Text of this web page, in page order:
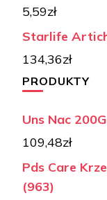
5,59zł
Starlife
134,36zł
PRODUKTY
Uns Nac 200G
109,48zł
Pds Care
(963)